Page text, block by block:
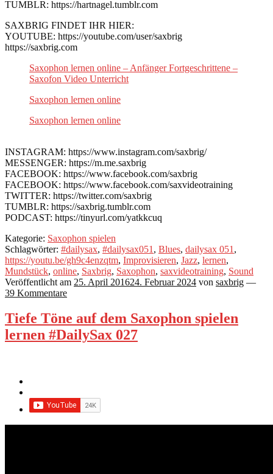
TUMBLR: https://hartnagel.tumblr.com
SAXBRIG FINDET IHR HIER:
YOUTUBE: https://youtube.com/user/saxbrig
https://saxbrig.com
Saxophon lernen online – Anfänger Fortgeschrittene –
Saxofon Video Unterricht
Saxophon lernen online
Saxophon lernen online
INSTAGRAM: https://www.instagram.com/saxbrig/
MESSENGER: https://m.me.saxbrig
FACEBOOK: https://www.facebook.com/saxbrig
FACEBOOK: https://www.facebook.com/saxvideotraining
TWITTER: https://twitter.com/saxbrig
TUMBLR: https://saxbrig.tumblr.com
PODCAST: https://tinyurl.com/yatkkcuq
Kategorie: Saxophon spielen
Schlagwörter: #dailysax, #dailysax051 , Blues, dailysax 051 ,
https://youtu.be/gh9c4enzqtm, Improvisieren, Jazz, lernen,
Mundstück, online, Saxbrig, Saxophon, saxvideotraining, Sound
Veröffentlicht am 25. April 201624. Februar 2024 von saxbrig —
39 Kommentare
Tiefe Töne auf dem Saxophon spielen
lernen #DailySax 027